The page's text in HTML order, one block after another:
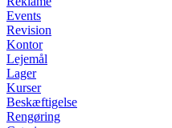
Events
Revision
Kontor
Lejemål
Lager
Kurser
Beskæftigelse
Rengøring